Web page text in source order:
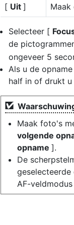
[ Uit ] Maak
Selecteer [
de
ongeveer 5
Als u de
half in of drukt u
Maak foto's
volgende
opname ].
De
AF-